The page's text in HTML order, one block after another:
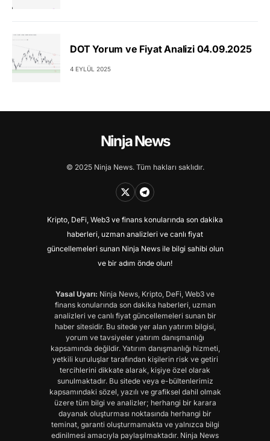
DOT Yorum ve Fiyat Analizi 04.09.2025
4 EYLÜL 2025
Ninja News
© 2025 Ninja News. Tüm hakları saklıdır.
Kripto, DeFi, Web3 ve finans konularında son dakika
haberleri, uzman analizleri ve canlı fiyat
güncellemeleri sunan Ninja News ile bilgi sahibi olun
ve bir adım önde olun!
Yasal Uyarı: Ninja News, Kripto, DeFi, Web3 ve
finans konularında son dakika haberleri, uzman
analizleri ve canlı fiyat güncellemeleri sunan bir
haber sitesidir. Bu sitede yer alan yatırım bilgisi,
yorum ve tavsiyeler yatırım danışmanlığı
kapsamında değildir. Yatırım danışmanlığı hizmeti,
yetkili kuruluşlar tarafından kişilerin risk ve getiri
tercihlerini dikkate alarak, kişiye özel olarak
sunulmaktadır. Bu sitede veya e-bültenlerimiz
kapsamındaki sözel, yazılı ve grafiksel dahil olmak
üzere tüm bilgi ve analizler; herhangi bir karara
dayanak oluşturması noktasında herhangi bir
teminat, garanti oluşturmamakta ve yalnızca bilgi
edinilmesi amacıyla paylaşılmaktadır. Ninja News